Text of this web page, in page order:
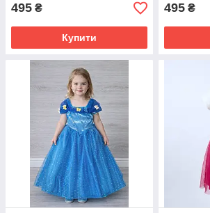
495 ₴
Купити
495 ₴